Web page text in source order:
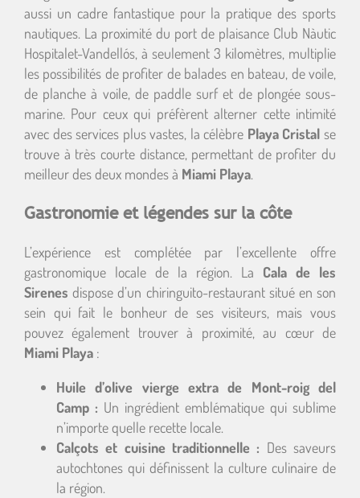
aussi un cadre fantastique pour la pratique des sports
nautiques. La proximité du port de plaisance Club Nàutic
Hospitalet-Vandellós, à seulement 3 kilomètres, multiplie
les possibilités de profiter de balades en bateau, de voile,
de planche à voile, de paddle surf et de plongée sous-
marine. Pour ceux qui préfèrent alterner cette intimité
avec des services plus vastes, la célèbre Playa Cristal se
trouve à très courte distance, permettant de profiter du
meilleur des deux mondes à Miami Playa.
Gastronomie et légendes sur la côte
L’expérience est complétée par l’excellente offre
gastronomique locale de la région. La Cala de les
Sirenes dispose d’un chiringuito-restaurant situé en son
sein qui fait le bonheur de ses visiteurs, mais vous
pouvez également trouver à proximité, au cœur de
Miami Playa :
Huile d’olive vierge extra de Mont-roig del
Camp : Un ingrédient emblématique qui sublime
n’importe quelle recette locale.
Calçots et cuisine traditionnelle : Des saveurs
autochtones qui définissent la culture culinaire de
la région.